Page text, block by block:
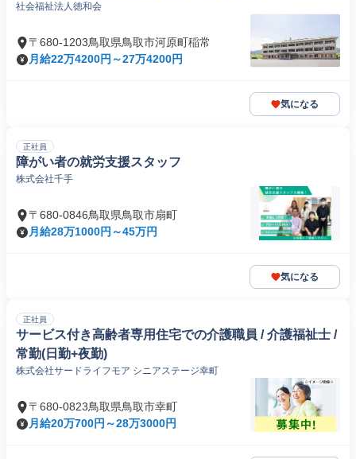
社会福祉法人徳和会
〒680-1203鳥取県鳥取市河原町稲常
月給22万4200円～27万4200円
気になる
正社員
障がい者の就労支援スタッフ
株式会社千手
〒680-0846鳥取県鳥取市扇町
月給28万1000円～45万円
気になる
正社員
サービス付き高齢者専用住宅での介護職員 / 介護福祉士 /
常勤(日勤+夜勤)
株式会社サードライフモア シニアステージ幸町
〒680-0823鳥取県鳥取市幸町
月給20万700円～28万3000円